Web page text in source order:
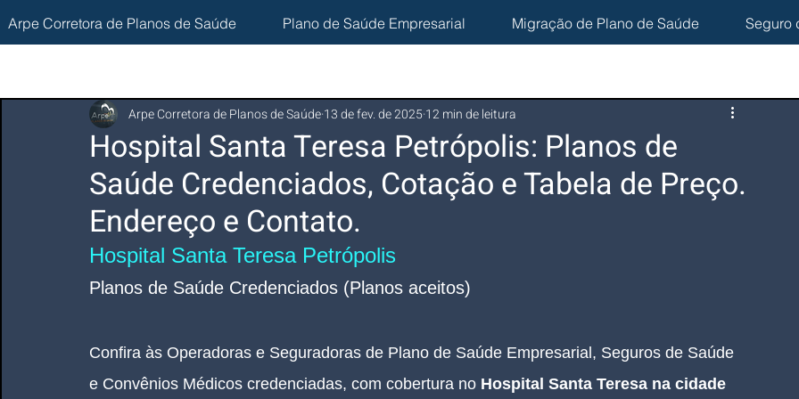
Arpe Corretora de Planos de Saúde Plano de Saúde Empresarial Migração de Plano de Saúde Seguro
Hospital Santa Teresa Petrópolis: Planos de
Saúde Credenciados, Cotação e Tabela de Preço.
Endereço e Contato.
Arpe Corretora de Planos de Saúde13 de fev. de 202512 min de leitura
Hospital Santa Teresa Petrópolis
Planos de Saúde Credenciados (Planos aceitos)
Confira às Operadoras e Seguradoras de Plano de Saúde Empresarial, Seguros de Saúde
e Convênios Médicos credenciadas, com cobertura no Hospital Santa Teresa na cidade